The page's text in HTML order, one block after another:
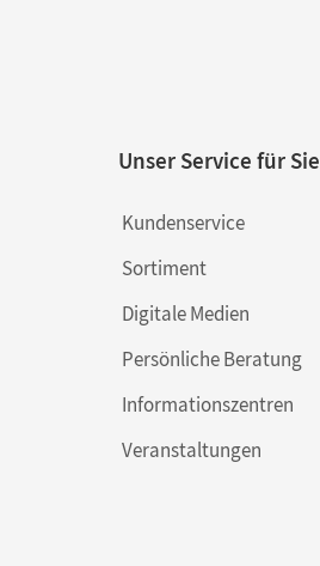
Unser Service für Sie
Kundenservice
Sortiment
Digitale Medien
Persönliche Beratung
Informationszentren
Veranstaltungen